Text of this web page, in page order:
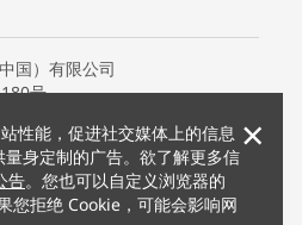
性能，促进社交媒体上的信息
身定制的广告。欲了解更多信
告。您也可以自定义浏览器的
您拒绝 Cookie，可能会影响网
×
国）有限公司
号